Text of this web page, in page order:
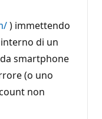
) immettendo
di un
smartphone
(o uno
non